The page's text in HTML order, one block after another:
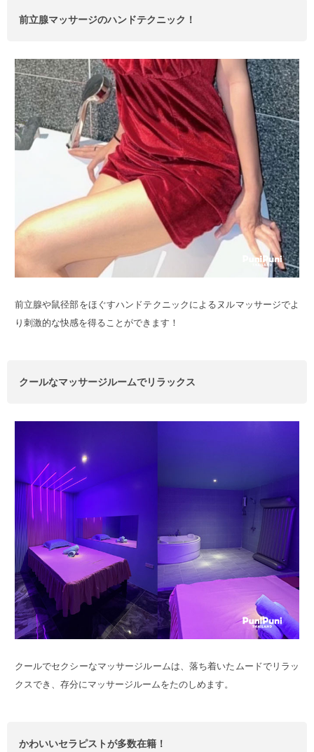
前立腺マッサージのハンドテクニック！
前立腺や鼠径部をほぐすハンドテクニックによるヌルマッサージでよ
り刺激的な快感を得ることができます！
クールなマッサージルームでリラックス
クールでセクシーなマッサージルームは、落ち着いたムードでリラッ
クスでき、存分にマッサージルームをたのしめます。
かわいいセラピストが多数在籍！